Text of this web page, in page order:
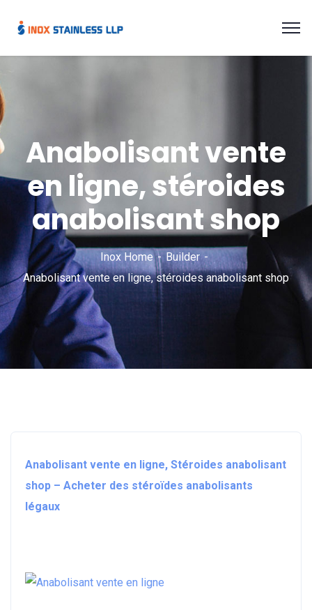
Anabolisant vente
en ligne, stéroides
anabolisant shop
Inox Home
Builder
Anabolisant vente en ligne, stéroides anabolisant shop
Anabolisant vente en ligne, Stéroides anabolisant
shop – Acheter des stéroïdes anabolisants
légaux